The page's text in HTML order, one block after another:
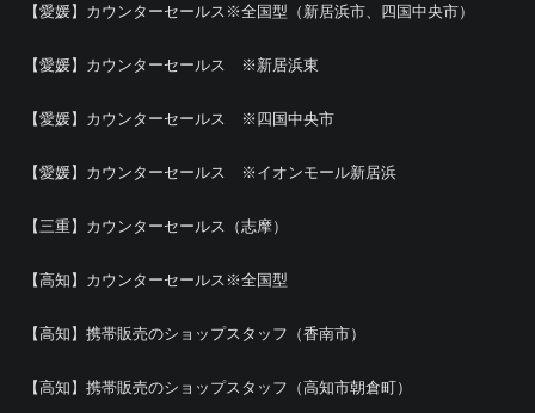
【愛媛】カウンターセールス※全国型（新居浜市、四国中央市）
【愛媛】カウンターセールス ※新居浜東
【愛媛】カウンターセールス ※四国中央市
【愛媛】カウンターセールス ※イオンモール新居浜
【三重】カウンターセールス（志摩）
【高知】カウンターセールス※全国型
【高知】携帯販売のショップスタッフ（香南市）
【高知】携帯販売のショップスタッフ（高知市朝倉町）